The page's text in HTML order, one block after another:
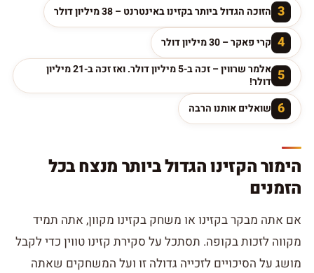
3 הזוכה הגדול ביותר בקזינו באינטרנט – 38 מיליון דולר
4 קרי פאקר – 30 מיליון דולר
5
אלמר שרווין – זכה ב-5 מיליון דולר. ואז זכה ב-21 מיליון
דולר!
6 שואלים אותנו הרבה
הימור הקזינו הגדול ביותר מנצח בכל
הזמנים
אם אתה מבקר בקזינו או משחק בקזינו מקוון, אתה תמיד
מקווה לזכות בקופה. תסתכל על סקירת קזינו טווין כדי לקבל
מושג על הסיכויים לזכייה גדולה זו ועל המשחקים שאתה